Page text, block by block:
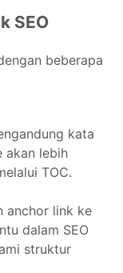
SEO
beberapa
kata
akan lebih
TOC.
anchor link ke
dalam SEO
struktur